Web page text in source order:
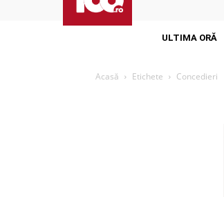
ULTIMA ORĂ
Acasă Etichete Concedieri